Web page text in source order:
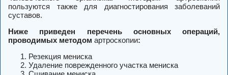
пользуются также для диагностирования заболеваний
суставов.
Ниже приведен перечень основных операций,
проводимых методом артроскопии:
Резекция мениска
Удаление поврежденного участка мениска